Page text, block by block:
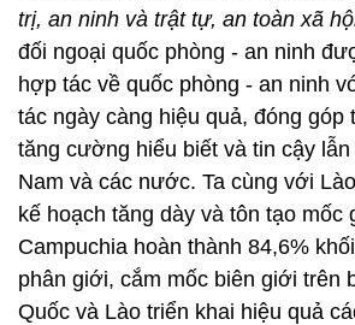
trị, an ninh và trật tự, an toàn xã hộ
đối ngoại quốc phòng - an ninh
hợp tác về quốc phòng - an ninh
tác ngày càng hiệu quả, đóng góp
tăng cường hiểu biết và tin cậy
Nam và các nước. Ta cùng với
kế hoạch tăng dày và tôn tạo mốc
Campuchia hoàn thành 84,6%
phân giới, cắm mốc biên giới trên
Quốc và Lào triển khai hiệu quả